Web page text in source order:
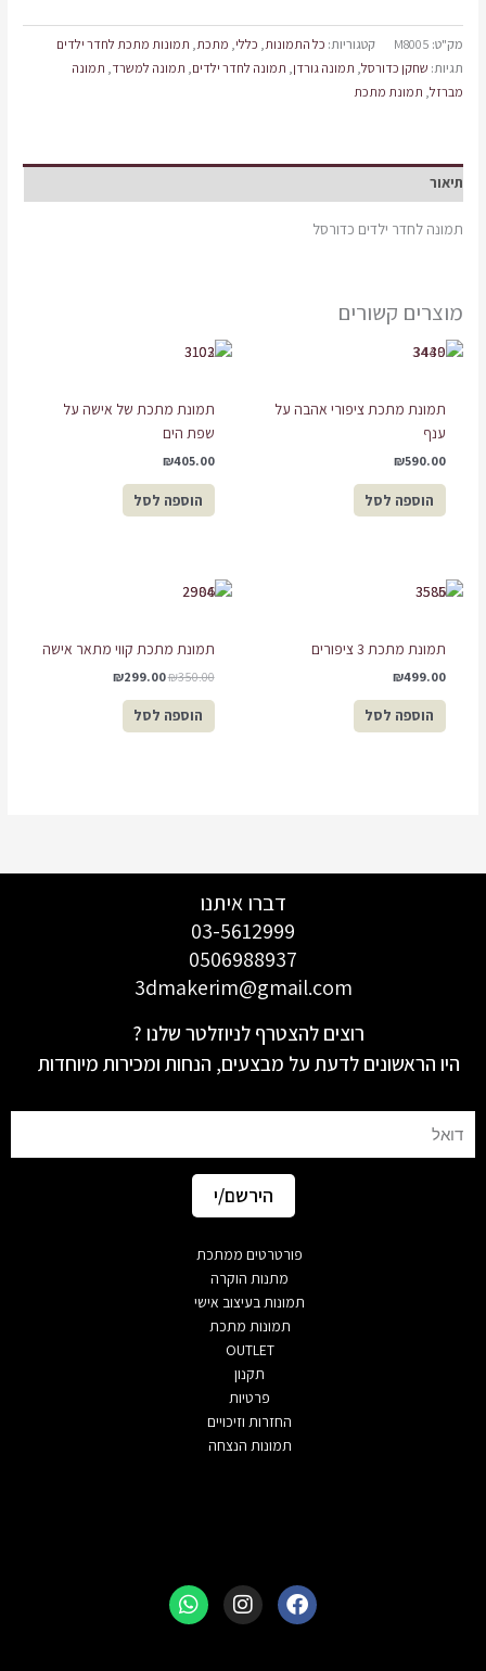
מק"ט: M8005 קטגוריות: כל התמונות, כללי, מתכת, תמונות מתכת לחדר ילדים
תגיות: שחקן כדורסל, תמונה גורדן, תמונה לחדר ילדים, תמונה למשרד, תמונה
מברזל, תמונת מתכת
תיאור
תמונה לחדר ילדים כדורסל
מוצרים קשורים
תמונת מתכת ציפורי אהבה על
ענף
₪590.00
הוספה לסל
תמונת מתכת של אישה על
שפת הים
₪405.00
הוספה לסל
תמונת מתכת 3 ציפורים
₪499.00
הוספה לסל
תמונת מתכת קווי מתאר אישה
₪350.00
₪299.00
הוספה לסל
דברו איתנו
03-5612999
0506988937
3dmakerim@gmail.com
רוצים להצטרף לניוזלטר שלנו ?
היו הראשונים לדעת על מבצעים, הנחות ומכירות מיוחדות
הירשם/י
פורטרטים ממתכת
מתנות הוקרה
תמונות בעיצוב אישי
תמונות מתכת
OUTLET
תקנון
פרטיות
החזרות וזיכויים
תמונות הנצחה